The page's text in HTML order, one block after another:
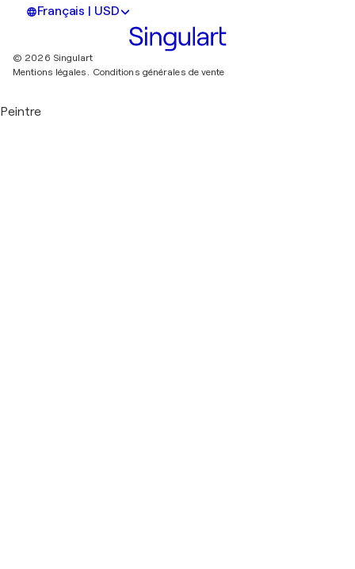
Français | USD
© 2026 Singulart
Mentions légales. Conditions générales de vente
Peintre